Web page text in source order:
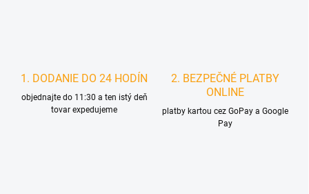
1. DODANIE DO 24 HODÍN
objednajte do 11:30 a ten istý deň
tovar expedujeme
2. BEZPEČNÉ PLATBY
ONLINE
platby kartou cez GoPay a Google
Pay